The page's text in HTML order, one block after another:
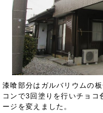
漆喰部分はガルバリウムの
コンで3回塗りを行いチョコ
ージを変えました。